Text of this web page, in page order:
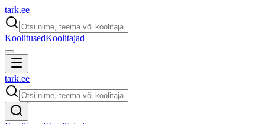
tark.ee
KoolitusedKoolitajad
tark.ee